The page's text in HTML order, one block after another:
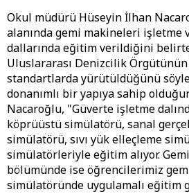
Okul müdürü Hüseyin İlhan
alanında gemi makineleri işletme
dallarında eğitim verildiğini
Uluslararası Denizcilik
standartlarda yürütüldüğünü
donanımlı bir yapıya sahip
Nacaroğlu, "Güverte işletme
köprüüstü simülatörü, sanal
simülatörü, sıvı yük elleçleme
simülatörleriyle eğitim alıyor.
bölümünde ise öğrencilerimiz
simülatöründe uygulamalı eğitim